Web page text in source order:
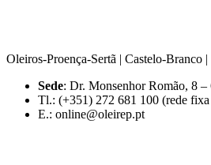
Oleiros-Proença-Sertã | Castelo-Branco |
Sede: Dr. Monsenhor Romão, 8
Tl.: (+351) 272 681 100 (rede
E.: online@oleirep.pt